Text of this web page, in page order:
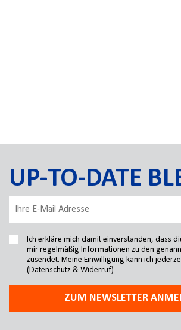
UP-TO-DATE
Ich erkläre mich damit einverstanden, dass
mir regelmäßig Informationen zu den
zusendet. Meine Einwilligung kann ich
(Datenschutz & Widerruf)
ZUM NEWSLETTER